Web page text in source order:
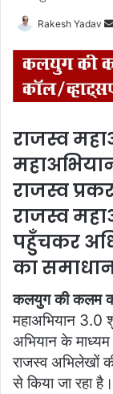
Rakesh Yadav
राजस्व
राजस्व
राजस्व
पहुँचकर
का
कलयुग की कलम
महाअभियान
अभियान के
राजस्व अभिलेखों
से किया जा रहा